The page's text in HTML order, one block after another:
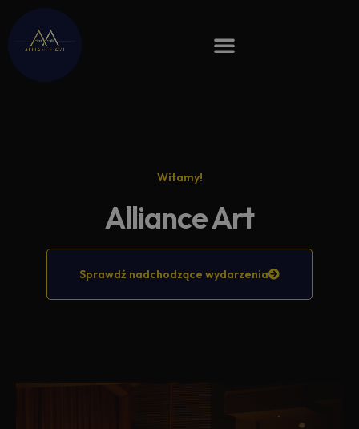
Witamy!
Alliance Art
Sprawdź nadchodzące wydarzenia